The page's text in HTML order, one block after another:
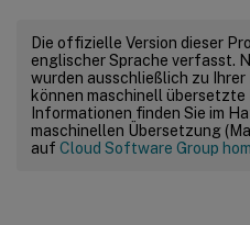
Die offizielle Version dieser
englischer Sprache verfasst.
wurden ausschließlich zu
können maschinell
Informationen finden Sie im
maschinellen Übersetzung
auf Cloud Software Group